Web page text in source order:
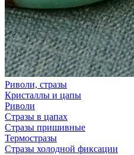
Риволи, стразы
Кристаллы и цапы
Риволи
Стразы в цапах
Стразы пришивные
Термостразы
Стразы холодной фиксации